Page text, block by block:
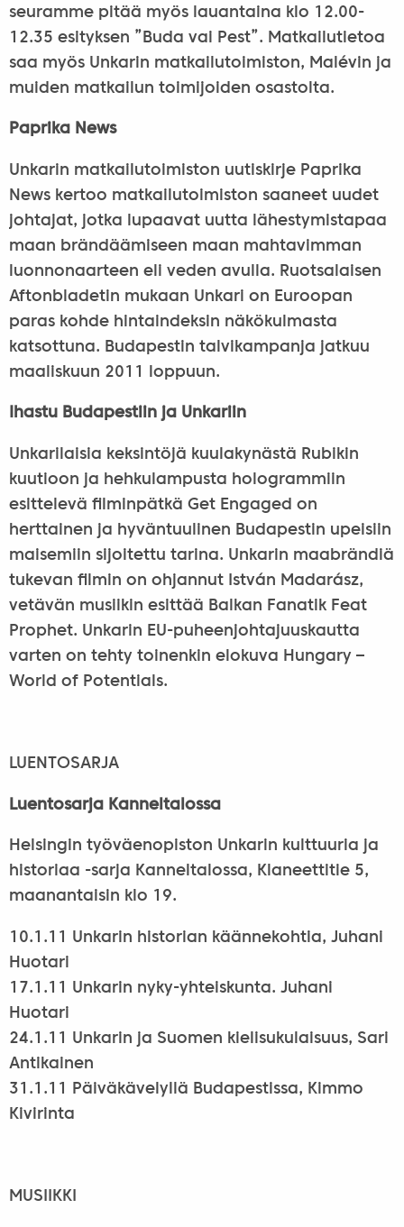
seuramme pitää myös lauantaina klo 12.00-
12.35 esityksen ”Buda vai Pest”. Matkailutietoa
saa myös Unkarin matkailutoimiston, Malévin ja
muiden matkailun toimijoiden osastolta.
Paprika News
Unkarin matkailutoimiston uutiskirje Paprika
News kertoo matkailutoimiston saaneet uudet
johtajat, jotka lupaavat uutta lähestymistapaa
maan brändäämiseen maan mahtavimman
luonnonaarteen eli veden avulla. Ruotsalaisen
Aftonbladetin mukaan Unkari on Euroopan
paras kohde hintaindeksin näkökulmasta
katsottuna. Budapestin talvikampanja jatkuu
maaliskuun 2011 loppuun.
Ihastu Budapestiin ja Unkariin
Unkarilaisia keksintöjä kuulakynästä Rubikin
kuutioon ja hehkulampusta hologrammiin
esittelevä filminpätkä Get Engaged on
herttainen ja hyväntuulinen Budapestin upeisiin
maisemiin sijoitettu tarina. Unkarin maabrändiä
tukevan filmin on ohjannut István Madarász,
vetävän musiikin esittää Balkan Fanatik Feat
Prophet. Unkarin EU-puheenjohtajuuskautta
varten on tehty toinenkin elokuva Hungary –
World of Potentials.
LUENTOSARJA
Luentosarja Kanneltalossa
Helsingin työväenopiston Unkarin kulttuuria ja
historiaa -sarja Kanneltalossa, Klaneettitie 5,
maanantaisin klo 19.
10.1.11 Unkarin historian käännekohtia, Juhani
Huotari
17.1.11 Unkarin nyky-yhteiskunta. Juhani
Huotari
24.1.11 Unkarin ja Suomen kielisukulaisuus, Sari
Antikainen
31.1.11 Päiväkävelyllä Budapestissa, Kimmo
Kivirinta
MUSIIKKI